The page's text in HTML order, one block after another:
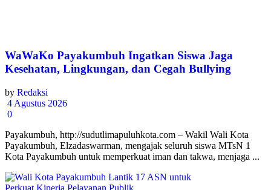
WaWaKo Payakumbuh Ingatkan Siswa Jaga
Kesehatan, Lingkungan, dan Cegah Bullying
by Redaksi
4 Agustus 2026
0
Payakumbuh, http://sudutlimapuluhkota.com – Wakil Wali Kota
Payakumbuh, Elzadaswarman, mengajak seluruh siswa MTsN 1
Kota Payakumbuh untuk memperkuat iman dan takwa, menjaga ...